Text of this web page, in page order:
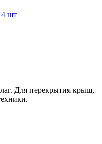
4 шт
Для перекрытия крыш,